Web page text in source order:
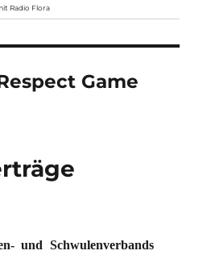
Radio Flora
Game
und Schwulenverbands